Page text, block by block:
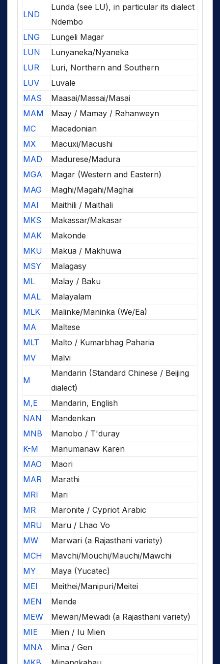
LND
Lunda (see LU), in particular its dialect
Ndembo
LNG
Lungeli Magar
LUN
Lunyaneka/Nyaneka
LUR
Luri, Northern and Southern
LUV
Luvale
MAS
Maasai/Massai/Masai
MAM
Maay / Mamay / Rahanweyn
MC
Macedonian
MX
Macuxi/Macushi
MAD
Madurese/Madura
MGA
Magar (Western and Eastern)
MAG
Maghi/Magahi/Maghai
MAI
Maithili / Maithali
MKS
Makassar/Makasar
MAK
Makonde
MKU
Makua / Makhuwa
MSY
Malagasy
ML
Malay / Baku
MAL
Malayalam
MLK
Malinke/Maninka (We/Ea)
MA
Maltese
MLT
Malto / Kumarbhag Paharia
MV
Malvi
M
Mandarin (Standard Chinese / Beijing
dialect)
M,E
Mandarin, English
NAN
Mandenkan
MNB
Manobo / T'duray
K-M
Manumanaw Karen
MAO
Maori
MAR
Marathi
MRI
Mari
MR
Maronite / Cypriot Arabic
MRU
Maru / Lhao Vo
MW
Marwari (a Rajasthani variety)
MCH
Mavchi/Mouchi/Mauchi/Mawchi
MY
Maya (Yucatec)
MEI
Meithei/Manipuri/Meitei
MEN
Mende
MEW
Mewari/Mewadi (a Rajasthani variety)
MIE
Mien / Iu Mien
MNA
Mina / Gen